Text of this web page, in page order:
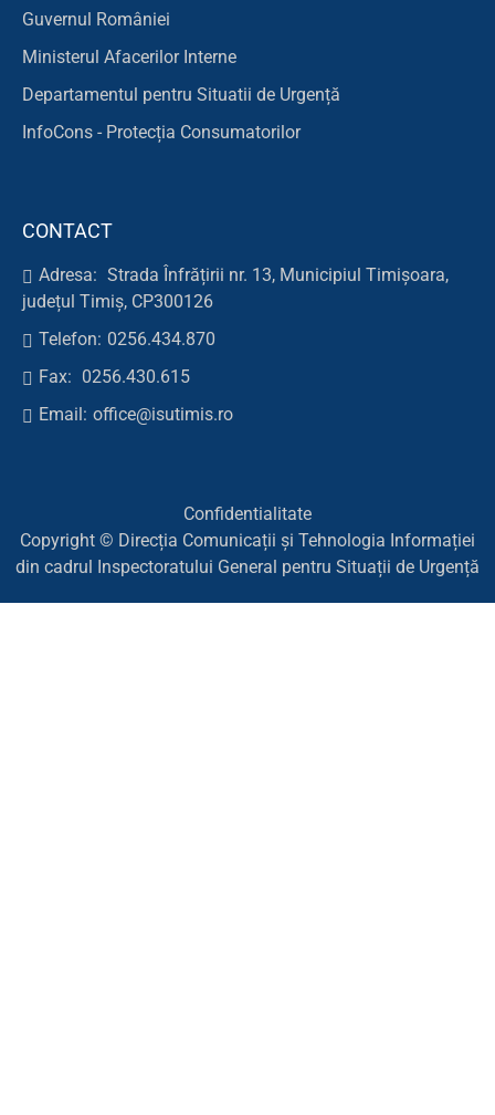
Guvernul României
Ministerul Afacerilor Interne
Departamentul pentru Situatii de Urgență
InfoCons - Protecția Consumatorilor
CONTACT
Adresa: Strada Înfrățirii nr. 13, Municipiul Timișoara,
județul Timiș, CP300126
Telefon: 0256.434.870
Fax: 0256.430.615
Email: office@isutimis.ro
Confidentialitate
Copyright © Direcția Comunicații și Tehnologia Informației
din cadrul Inspectoratului General pentru Situații de Urgență